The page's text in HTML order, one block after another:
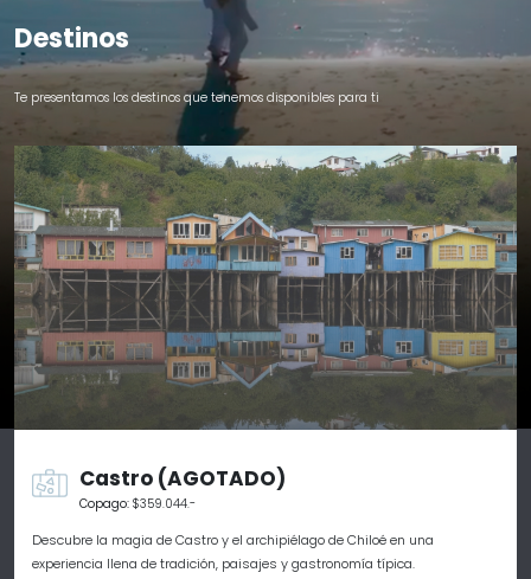
Link
Destinos
Te presentamos los destinos que tenemos disponibles para ti
Castro (AGOTADO)
Copago: $359.044.-
Descubre la magia deCastroy el archipiélago deChiloéen una
experiencia llena de tradición, paisajes y gastronomía típica.